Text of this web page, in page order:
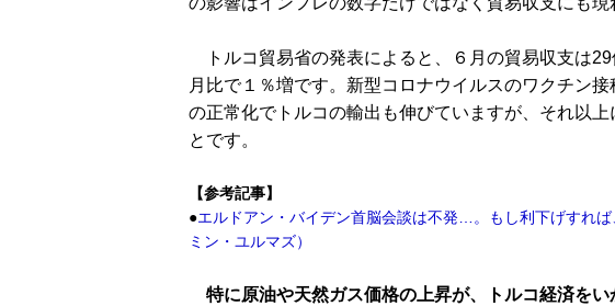
トルコ貿易省の発表によると、６月の貿易収支は
月比で１％増です。新型コロナウイルスのワクチン接
の正常化でトルコの輸出も伸びていますが、それ以
とです。
【参考記事】
●エルドアン・バイデン首脳会談は不発…。もし利下げすれ
ミン・ユルマズ）
特に原油や天然ガス価格の上昇が、トルコ経済をい